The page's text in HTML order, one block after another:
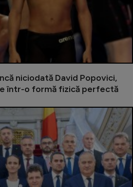
niciodată David Popovici,
într-o formă fizică perfectă